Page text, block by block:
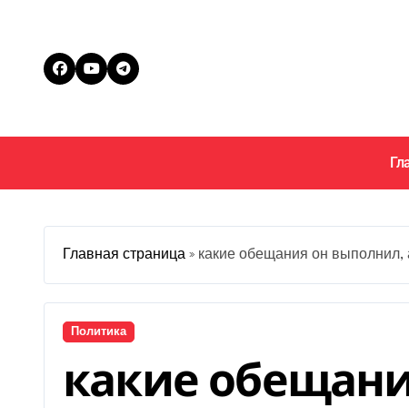
Главная страница » какие обещания он выполнил,
Политика
какие